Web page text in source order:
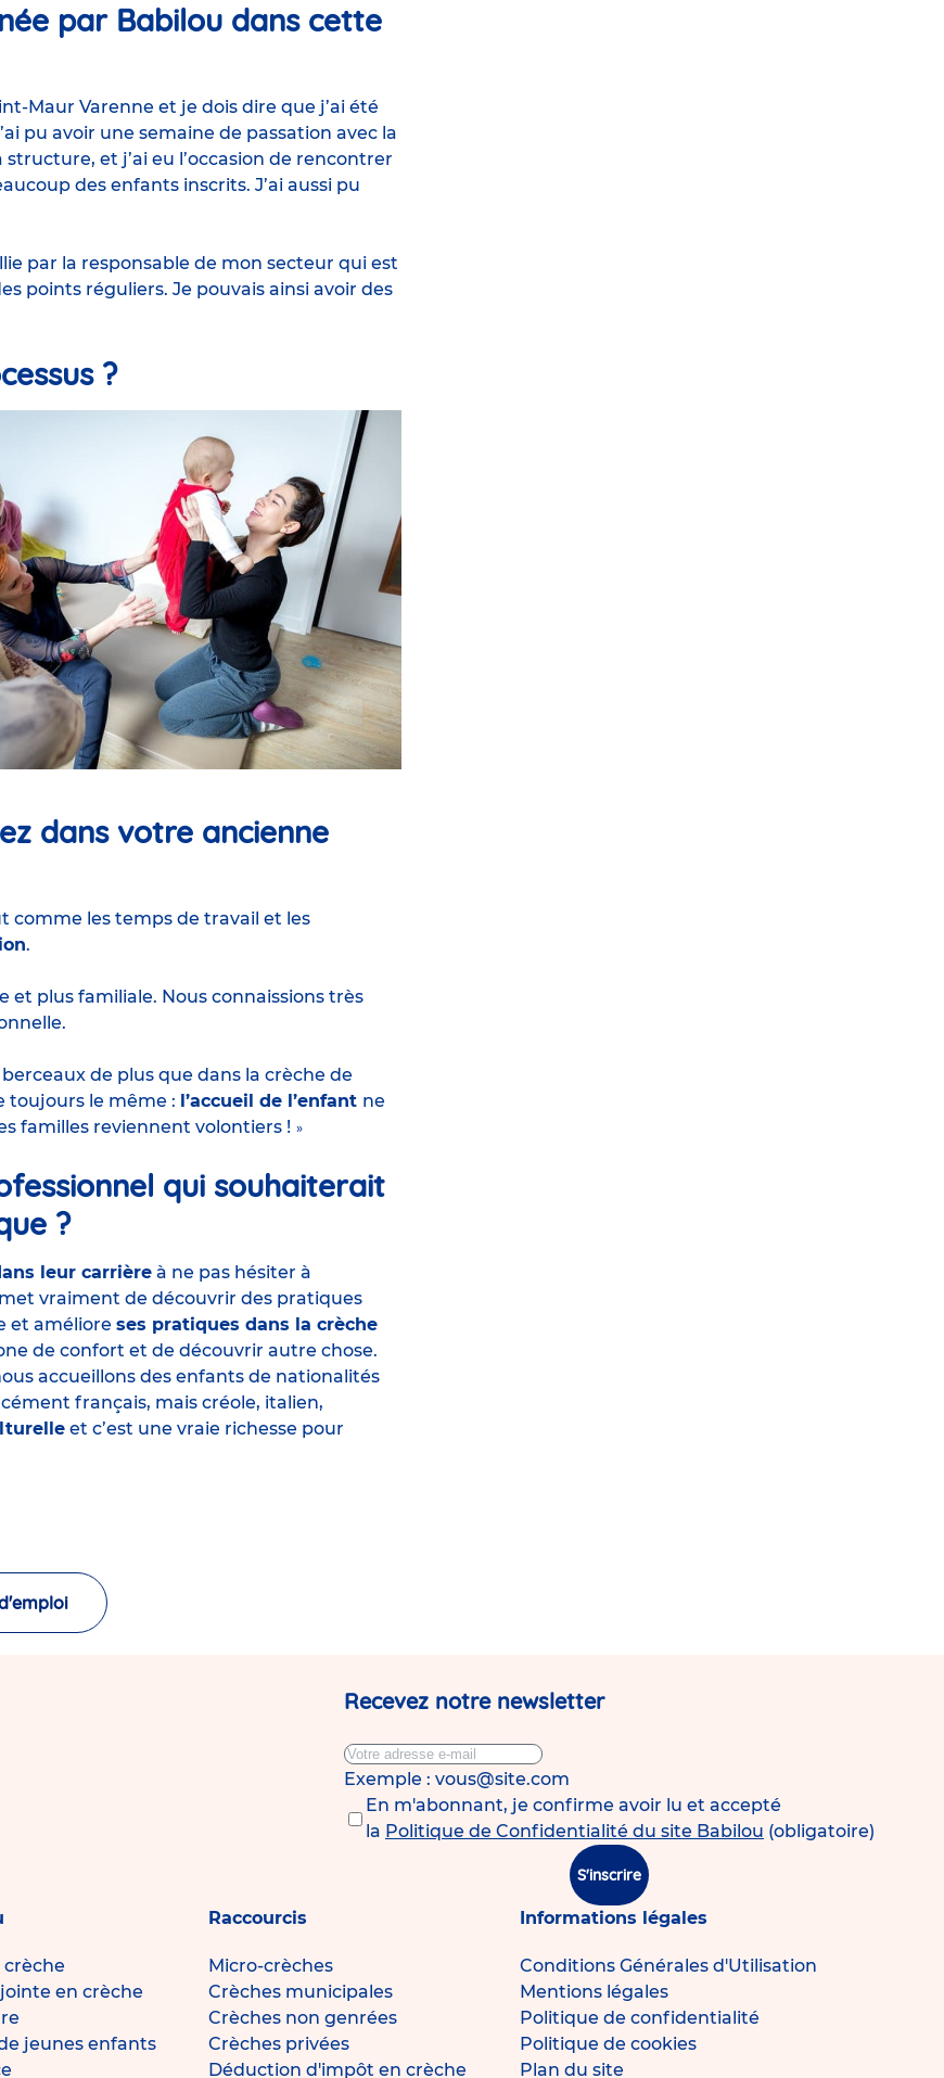
par Babilou dans cette
Maur Varenne et je dois dire que j’ai été
pu avoir une semaine de passation avec la
et j’ai eu l’occasion de rencontrer
des enfants inscrits. J’ai aussi pu
par la responsable de mon secteur qui est
points réguliers. Je pouvais ainsi avoir des
?
dans votre ancienne
comme les temps de travail et les
.
et plus familiale. Nous connaissions très
de plus que dans la crèche de
toujours le même : l’accueil de l’enfant ne
familles reviennent volontiers ! »
qui souhaiterait
?
leur carrière à ne pas hésiter à
vraiment de découvrir des pratiques
et améliore ses pratiques dans la crèche
de confort et de découvrir autre chose.
accueillons des enfants de nationalités
français, mais créole, italien,
et c’est une vraie richesse pour
Recevez notre newsletter
Exemple : vous@site.com
En m'abonnant, je confirme avoir lu et accepté
la Politique de Confidentialité du site Babilou (obligatoire)
S'inscrire
en crèche
jeunes enfants
Raccourcis
Micro-crèches
Crèches municipales
Crèches non genrées
Crèches privées
Déduction d'impôt en crèche
Informations légales
Conditions Générales d'Utilisation
Mentions légales
Politique de confidentialité
Politique de cookies
Plan du site